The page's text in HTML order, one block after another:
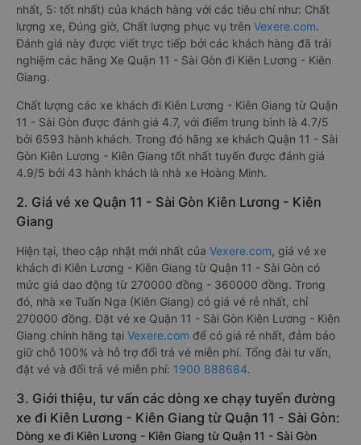
nhất, 5: tốt nhất) của khách hàng với các tiêu chí như: Chất
lượng xe, Đúng giờ, Chất lượng phục vụ trên Vexere.com.
Đánh giá này được viết trực tiếp bởi các khách hàng đã trải
nghiệm các hãng Xe Quận 11 - Sài Gòn đi Kiên Lương - Kiên
Giang.
Chất lượng các xe khách đi Kiên Lương - Kiên Giang từ Quận
11 - Sài Gòn được đánh giá 4.7, với điểm trung bình là 4.7/5
bởi 6593 hành khách. Trong đó hãng xe khách Quận 11 - Sài
Gòn Kiên Lương - Kiên Giang tốt nhất tuyến được đánh giá
4.9/5 bởi 43 hành khách là nhà xe Hoàng Minh.
2. Giá vé xe Quận 11 - Sài Gòn Kiên Lương - Kiên
Giang
Hiện tại, theo cập nhật mới nhất của Vexere.com, giá vé xe
khách đi Kiên Lương - Kiên Giang từ Quận 11 - Sài Gòn có
mức giá dao động từ 270000 đồng - 360000 đồng. Trong
đó, nhà xe Tuấn Nga (Kiên Giang) có giá vé rẻ nhất, chỉ
270000 đồng. Đặt vé xe Quận 11 - Sài Gòn Kiên Lương - Kiên
Giang chính hãng tại Vexere.com để có giá rẻ nhất, đảm bảo
giữ chỗ 100% và hỗ trợ đổi trả vé miễn phí. Tổng đài tư vấn,
đặt vé và đổi trả vé miễn phí: 1900 888684.
3. Giới thiệu, tư vấn các dòng xe chạy tuyến đường
xe đi Kiên Lương - Kiên Giang từ Quận 11 - Sài Gòn:
Dòng xe đi Kiên Lương - Kiên Giang từ Quận 11 - Sài Gòn